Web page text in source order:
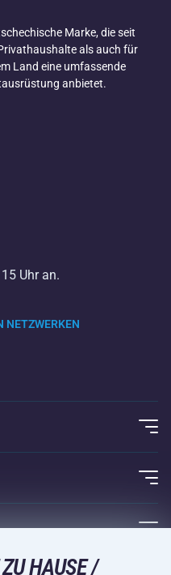
Marke, die seit
als auch für
Land eine umfassende
anbietet.
NETZWERKEN
Uhr an.
HAUSE /